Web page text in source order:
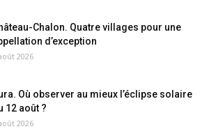
Chalon. Quatre villages pour une
d’exception
2026
Où observer au mieux l’éclipse solaire
12 août ?
2026